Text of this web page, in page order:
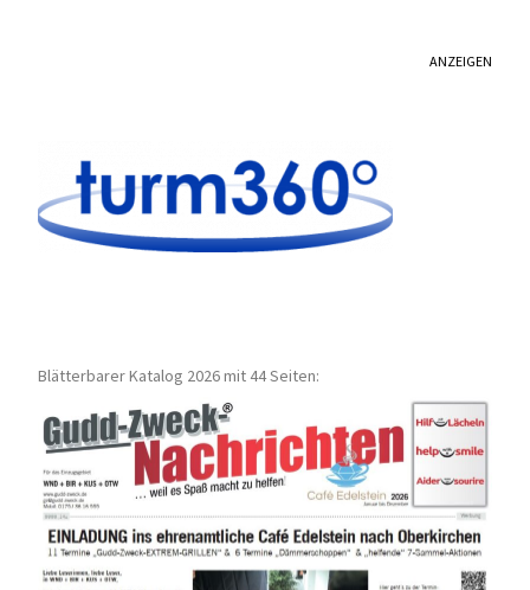
ANZEIGEN
Blätterbarer Katalog 2026 mit 44 Seiten: